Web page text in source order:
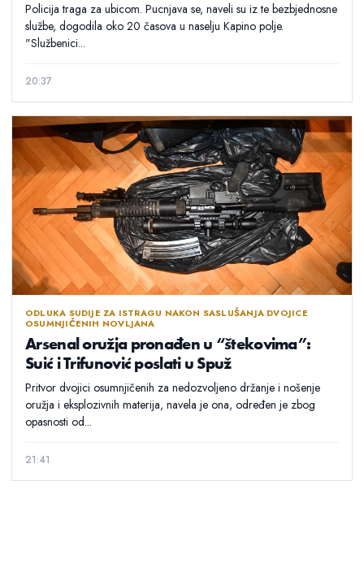
Policija traga za ubicom. Pucnjava se, naveli su iz te bezbjednosne
službe, dogodila oko 20 časova u naselju Kapino polje.
"Službenici...
20:37
ODLUKA SUDIJE ZA ISTRAGU NAKON SASLUŠANJA DVOJICE
OSUMNJIČENIH NOVLJANA
Arsenal oružja pronađen u “štekovima”:
Suić i Trifunović poslati u Spuž
Pritvor dvojici osumnjičenih za nedozvoljeno držanje i nošenje
oružja i eksplozivnih materija, navela je ona, određen je zbog
opasnosti od...
21:41